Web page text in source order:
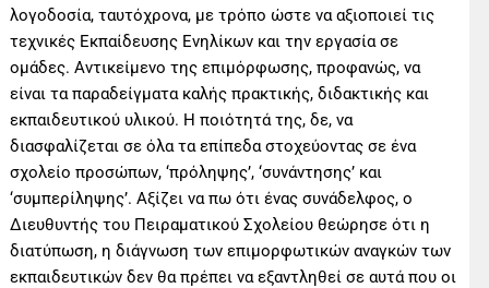
λογοδοσία, ταυτόχρονα, με τρόπο ώστε να αξιοποιεί τις
τεχνικές Εκπαίδευσης Ενηλίκων και την εργασία σε
ομάδες. Αντικείμενο της επιμόρφωσης, προφανώς, να
είναι τα παραδείγματα καλής πρακτικής, διδακτικής και
εκπαιδευτικού υλικού. Η ποιότητά της, δε, να
διασφαλίζεται σε όλα τα επίπεδα στοχεύοντας σε ένα
σχολείο προσώπων, ‘πρόληψης’, ‘συνάντησης’ και
‘συμπερίληψης’. Αξίζει να πω ότι ένας συνάδελφος, ο
Διευθυντής του Πειραματικού Σχολείου θεώρησε ότι η
διατύπωση, η διάγνωση των επιμορφωτικών αναγκών των
εκπαιδευτικών δεν θα πρέπει να εξαντληθεί σε αυτά που οι